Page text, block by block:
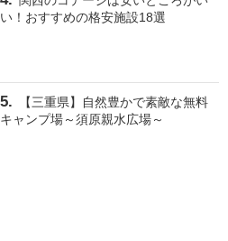
い！おすすめの格安施設18選
【三重県】自然豊かで素敵な無料
キャンプ場～須原親水広場～